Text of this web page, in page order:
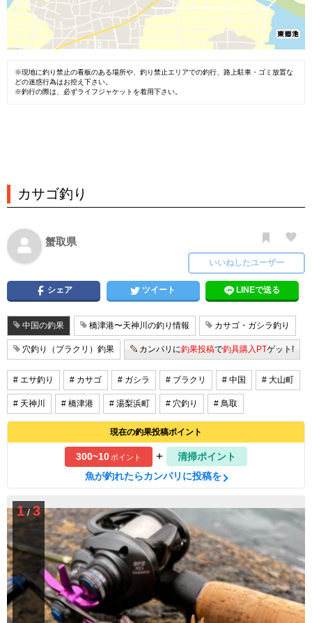
※現地に釣り禁止の看板のある場所や、釣り禁止エリアでの釣行、路上駐車・ゴミ放置な
どの迷惑行為はお控え下さい。
※釣行の際は、必ずライフジャケットを着用下さい。
カサゴ釣り
蟹取県
いいねしたユーザー
シェア ツイート LINEで送る
中国の釣果 橋津港〜天神川の釣り情報 カサゴ・ガシラ釣り
穴釣り（ブラクリ）釣果 カンパリに釣果投稿で釣具購入PTゲット!
# エサ釣り # カサゴ # ガシラ # ブラクリ # 中国 # 大山町
# 天神川 # 橋津港 # 湯梨浜町 # 穴釣り # 鳥取
現在の釣果投稿ポイント
300~10ポイント +
清掃ポイント
魚が釣れたらカンパリに投稿を
1 / 3